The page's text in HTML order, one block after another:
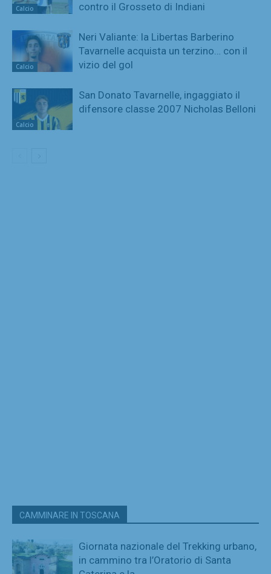
Calcio
contro il Grosseto di Indiani
Calcio
Neri Valiante: la Libertas Barberino
Tavarnelle acquista un terzino… con il
vizio del gol
Calcio
San Donato Tavarnelle, ingaggiato il
difensore classe 2007 Nicholas Belloni
CAMMINARE IN TOSCANA
Giornata nazionale del Trekking urbano,
in cammino tra l’Oratorio di Santa